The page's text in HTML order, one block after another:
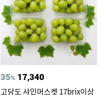
35% 17,340
고당도 샤인머스켓 17brix이상